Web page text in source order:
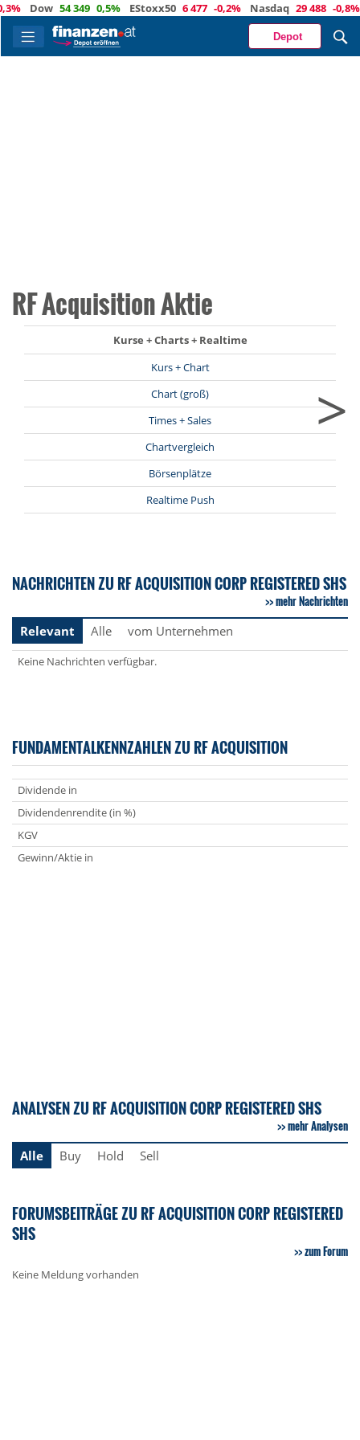
Dow 54 349 0,5% EStoxx50 6 477 -0,2% Nasdaq 29 488 -0,8% Öl
Depot
RF Acquisition Aktie
Kurse + Charts + Realtime
Kurs + Chart
Chart (groß)
Times + Sales
Chartvergleich
Börsenplätze
Realtime Push
>
NACHRICHTEN ZU RF ACQUISITION CORP REGISTERED SHS
mehr Nachrichten
Relevant
Alle vom Unternehmen
Keine Nachrichten verfügbar.
FUNDAMENTALKENNZAHLEN ZU RF ACQUISITION
Dividende in
Dividendenrendite (in %)
KGV
Gewinn/Aktie in
ANALYSEN ZU RF ACQUISITION CORP REGISTERED SHS
mehr Analysen
Alle
Buy Hold Sell
FORUMSBEITRÄGE ZU RF ACQUISITION CORP REGISTERED
SHS
zum Forum
Keine Meldung vorhanden